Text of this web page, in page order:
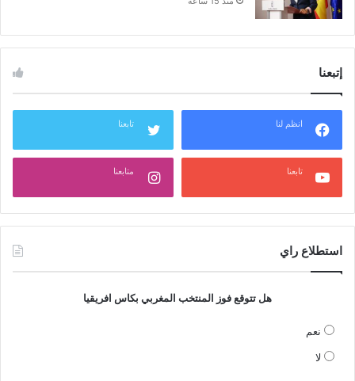
إتبعنا
انظم لنا تابعنا
تابعنا متابعنا
استطلاع راي
هل تتوقع فوز المنتخب المغربي بكاس افريقيا
نعم
لا